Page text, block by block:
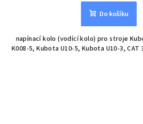
Do košíku
napínací kolo (vodící kolo) pro stroje
K008-5, Kubota U10-5, Kubota U10-3, CAT